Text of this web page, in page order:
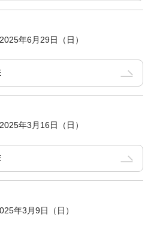
年6月29日（日）
年3月16日（日）
年3月9日（日）